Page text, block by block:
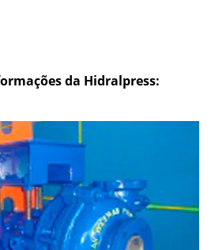
da Hidralpress: